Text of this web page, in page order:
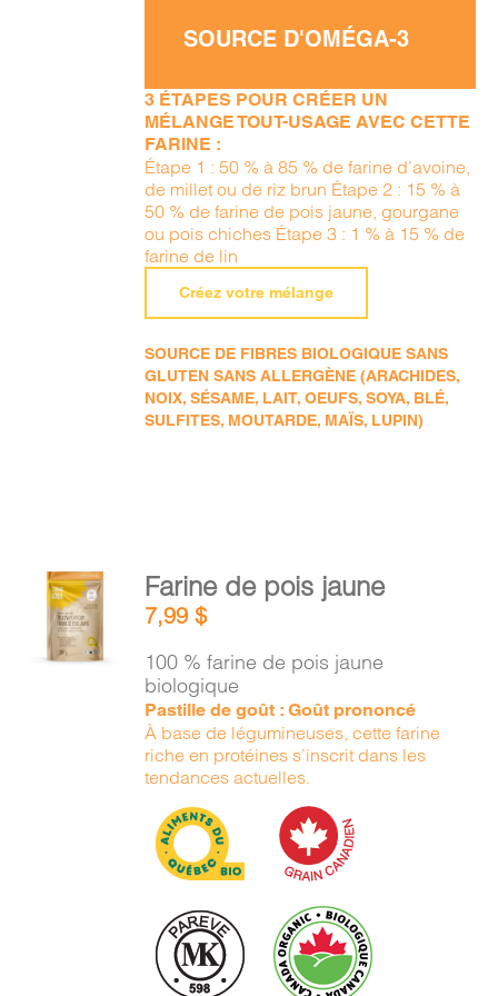
SOURCE D'OMÉGA-3
3 ÉTAPES POUR CRÉER UN
MÉLANGE TOUT-USAGE AVEC CETTE
FARINE :
Étape 1 : 50 % à 85 % de farine d’avoine,
de millet ou de riz brun Étape 2 : 15 % à
50 % de farine de pois jaune, gourgane
ou pois chiches Étape 3 : 1 % à 15 % de
farine de lin
Créez votre mélange
SOURCE DE FIBRES BIOLOGIQUE SANS
GLUTEN SANS ALLERGÈNE (ARACHIDES,
NOIX, SÉSAME, LAIT, OEUFS, SOYA, BLÉ,
SULFITES, MOUTARDE, MAÏS, LUPIN)
AJOUTER
AU
PANIER
/
Farine de pois jaune
7,99$
100 % farine de pois jaune
biologique
Pastille de goût : Goût prononcé
À base de légumineuses, cette farine
riche en protéines s’inscrit dans les
tendances actuelles.